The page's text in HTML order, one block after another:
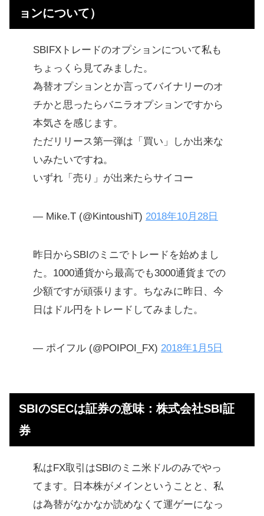
ョンについて）
SBIFXトレードのオプションについて私も
ちょっくら見てみました。
為替オプションとか言ってバイナリーのオ
チかと思ったらバニラオプションですから
本気さを感じます。
ただリリース第一弾は「買い」しか出来な
いみたいですね。
いずれ「売り」が出来たらサイコー
— Mike.T (@KintoushiT) 2018年10月28日
昨日からSBIのミニでトレードを始めまし
た。1000通貨から最高でも3000通貨までの
少額ですが頑張ります。ちなみに昨日、今
日はドル円をトレードしてみました。
— ポイフル (@POIPOI_FX) 2018年1月5日
SBIのSECは証券の意味：株式会社SBI証
券
私はFX取引はSBIのミニ米ドルのみでやっ
てます。日本株がメインということと、私
は為替がなかなか読めなくて運ゲーになっ